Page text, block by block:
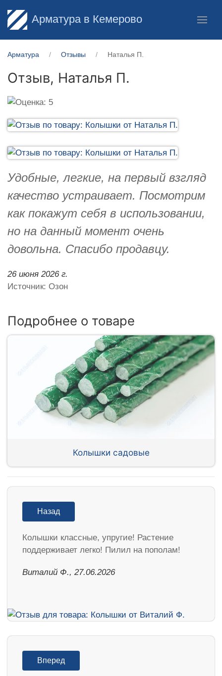
Арматура в Кемерово
Арматура Отзывы Наталья П.
Отзыв, Наталья П.
Удобные, легкие, на первый взгляд
качество устраивает. Посмотрим
как покажут себя в использовании,
но на данный момент очень
довольна. Спасибо продавцу.
26 июня 2026 г.
Источник: Озон
Подробнее о товаре
Колышки садовые
Назад
Колышки классные, упругие! Растение
поддерживает легко! Пилил на пополам!
Виталий Ф., 27.06.2026
Вперед